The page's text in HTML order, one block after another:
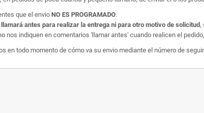
que el envio NO ES PROGRAMADO.
antes para realizar la entrega ni para otro motivo de solicitud ,
nos indiquen en comentarios 'llamar antes' cuando realicen el
en todo momento de cómo va su envio mediante el número de